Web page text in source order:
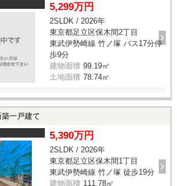
5,299万円
2SLDK / 2026年
東京都足立区保木間2丁目
東武伊勢崎線 竹ノ塚 バス17分停
歩9分
建物面積 99.19㎡
土地面積 78.74㎡
一戸建て
5,390万円
2SLDK / 2026年
東京都足立区保木間1丁目
東武伊勢崎線 竹ノ塚 徒歩19分
建物面積 111.78㎡